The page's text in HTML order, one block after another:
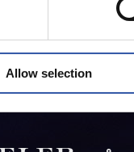
Allow selection